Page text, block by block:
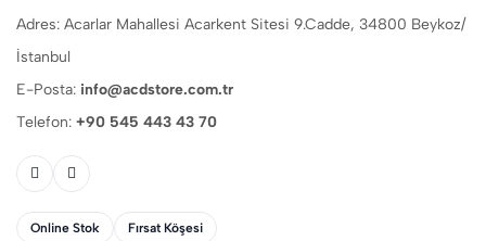
Adres: Acarlar Mahallesi Acarkent Sitesi 9.Cadde, 34800 Beykoz/
İstanbul
E-Posta: info@acdstore.com.tr
Telefon: +90 545 443 43 70
Online Stok Fırsat Köşesi